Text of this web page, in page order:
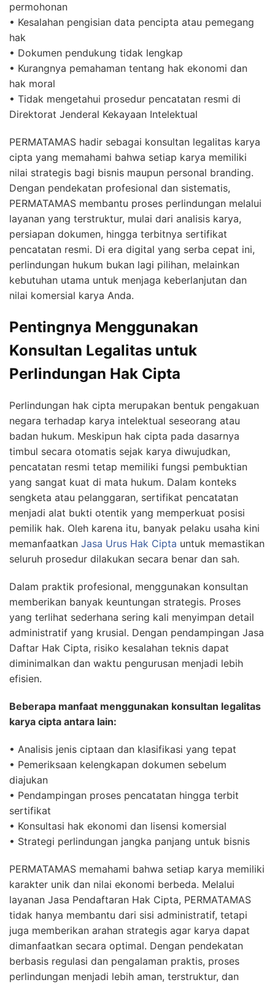
permohonan
• Kesalahan pengisian data pencipta atau pemegang
hak
• Dokumen pendukung tidak lengkap
• Kurangnya pemahaman tentang hak ekonomi dan
hak moral
• Tidak mengetahui prosedur pencatatan resmi di
Direktorat Jenderal Kekayaan Intelektual
PERMATAMAS hadir sebagai konsultan legalitas karya
cipta yang memahami bahwa setiap karya memiliki
nilai strategis bagi bisnis maupun personal branding.
Dengan pendekatan profesional dan sistematis,
PERMATAMAS membantu proses perlindungan melalui
layanan yang terstruktur, mulai dari analisis karya,
persiapan dokumen, hingga terbitnya sertifikat
pencatatan resmi. Di era digital yang serba cepat ini,
perlindungan hukum bukan lagi pilihan, melainkan
kebutuhan utama untuk menjaga keberlanjutan dan
nilai komersial karya Anda.
Pentingnya Menggunakan
Konsultan Legalitas untuk
Perlindungan Hak Cipta
Perlindungan hak cipta merupakan bentuk pengakuan
negara terhadap karya intelektual seseorang atau
badan hukum. Meskipun hak cipta pada dasarnya
timbul secara otomatis sejak karya diwujudkan,
pencatatan resmi tetap memiliki fungsi pembuktian
yang sangat kuat di mata hukum. Dalam konteks
sengketa atau pelanggaran, sertifikat pencatatan
menjadi alat bukti otentik yang memperkuat posisi
pemilik hak. Oleh karena itu, banyak pelaku usaha kini
memanfaatkan Jasa Urus Hak Cipta untuk memastikan
seluruh prosedur dilakukan secara benar dan sah.
Dalam praktik profesional, menggunakan konsultan
memberikan banyak keuntungan strategis. Proses
yang terlihat sederhana sering kali menyimpan detail
administratif yang krusial. Dengan pendampingan Jasa
Daftar Hak Cipta, risiko kesalahan teknis dapat
diminimalkan dan waktu pengurusan menjadi lebih
efisien.
Beberapa manfaat menggunakan konsultan legalitas
karya cipta antara lain:
• Analisis jenis ciptaan dan klasifikasi yang tepat
• Pemeriksaan kelengkapan dokumen sebelum
diajukan
• Pendampingan proses pencatatan hingga terbit
sertifikat
• Konsultasi hak ekonomi dan lisensi komersial
• Strategi perlindungan jangka panjang untuk bisnis
PERMATAMAS memahami bahwa setiap karya memiliki
karakter unik dan nilai ekonomi berbeda. Melalui
layanan Jasa Pendaftaran Hak Cipta, PERMATAMAS
tidak hanya membantu dari sisi administratif, tetapi
juga memberikan arahan strategis agar karya dapat
dimanfaatkan secara optimal. Dengan pendekatan
berbasis regulasi dan pengalaman praktis, proses
perlindungan menjadi lebih aman, terstruktur, dan